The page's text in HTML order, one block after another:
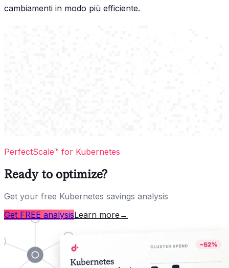
cambiamenti in modo più efficiente.
PerfectScale™ for Kubernetes
Ready to optimize?
Get your free Kubernetes savings analysis
Get FREE analysisLearn more →